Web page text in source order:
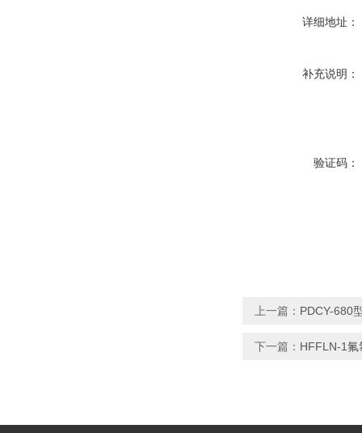
详细地址：
补充说明：
验证码：
上一篇： PDCY-680
下一篇： HFFLN-1氟